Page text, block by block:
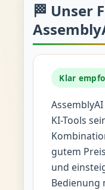
🏁 Unser
Klar
KI-Tools
gutem
und
Bedienung